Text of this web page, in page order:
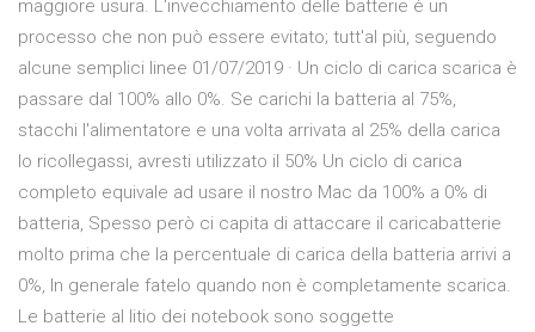
maggiore usura. L'invecchiamento delle batterie è un
processo che non può essere evitato; tutt'al più, seguendo
alcune semplici linee 01/07/2019 · Un ciclo di carica scarica è
passare dal 100% allo 0%. Se carichi la batteria al 75%,
stacchi l'alimentatore e una volta arrivata al 25% della carica
lo ricollegassi, avresti utilizzato il 50% Un ciclo di carica
completo equivale ad usare il nostro Mac da 100% a 0% di
batteria, Spesso però ci capita di attaccare il caricabatterie
molto prima che la percentuale di carica della batteria arrivi a
0%, In generale fatelo quando non è completamente scarica.
Le batterie al litio dei notebook sono soggette